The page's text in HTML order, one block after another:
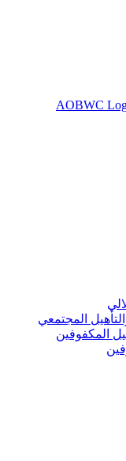
المجتمعي
المكفوفين